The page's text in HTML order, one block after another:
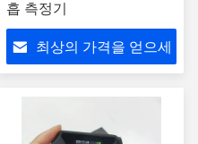
흡 측정기
최상의 가격을 얻으세